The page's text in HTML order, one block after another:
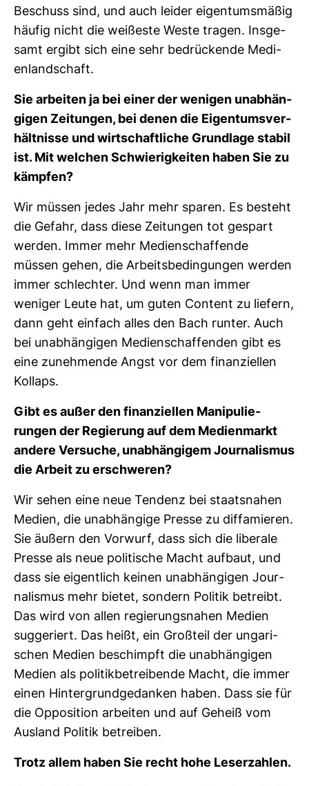
Beschuss sind, und auch leider eigen­tums­mäßig
häufig nicht die wei­ßeste Weste tragen. Ins­ge­
samt ergibt sich eine sehr bedrü­ckende Medi­
en­land­schaft.
Sie arbeiten ja bei einer der wenigen unab­hän­
gigen Zei­tungen, bei denen die Eigen­tums­ver­
hält­nisse und wirt­schaft­liche Grund­lage stabil
ist. Mit wel­chen Schwie­rig­keiten haben Sie zu
kämpfen?
Wir müssen jedes Jahr mehr sparen. Es besteht
die Gefahr, dass diese Zei­tungen tot gespart
werden. Immer mehr Medi­en­schaf­fende
müssen gehen, die Arbeits­be­din­gungen werden
immer schlechter. Und wenn man immer
weniger Leute hat, um guten Con­tent zu lie­fern,
dann geht ein­fach alles den Bach runter. Auch
bei unab­hän­gigen Medi­en­schaf­fenden gibt es
eine zuneh­mende Angst vor dem finan­zi­ellen
Kol­laps.
Gibt es außer den finan­zi­ellen Mani­pu­lie­
rungen der Regie­rung auf dem Medi­en­markt
andere Ver­suche, unab­hän­gigem Jour­na­lismus
die Arbeit zu erschweren?
Wir sehen eine neue Ten­denz bei staats­nahen
Medien, die unab­hän­gige Presse zu dif­fa­mieren.
Sie äußern den Vor­wurf, dass sich die libe­rale
Presse als neue poli­ti­sche Macht auf­baut, und
dass sie eigent­lich keinen unab­hän­gigen Jour­
na­lismus mehr bietet, son­dern Politik betreibt.
Das wird von allen regie­rungs­nahen Medien
sug­ge­riert. Das heißt, ein Groß­teil der unga­ri­
schen Medien beschimpft die unab­hän­gigen
Medien als poli­tik­be­trei­bende Macht, die immer
einen Hin­ter­grund­ge­danken haben. Dass sie für
die Oppo­si­tion arbeiten und auf Geheiß vom
Aus­land Politik betreiben.
Trotz allem haben Sie recht hohe Leser­zahlen.